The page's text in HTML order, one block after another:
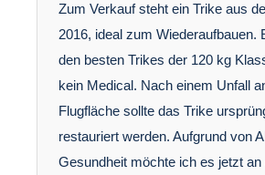
Zum Verkauf steht ein Trike aus
2016, ideal zum Wiederaufbauen.
den besten Trikes der 120 kg
kein Medical. Nach einem Unfall
Flugfläche sollte das Trike
restauriert werden. Aufgrund von
Gesundheit möchte ich es jetzt an